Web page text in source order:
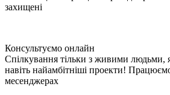
захищені
Консультуємо онлайн
Спілкування тільки з живими людьми,
навіть найамбітніші проекти!
месенджерах